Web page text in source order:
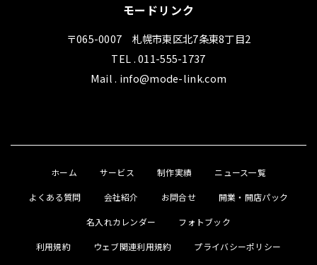
モードリンク
〒065-0007 札幌市東区北7条東8丁目2
TEL . 011-555-1737
Mail . info@mode-link.com
ホーム サービス 制作実績 ニュース一覧
よくある質問 会社紹介 お問合せ 開業・開店パック
名入れカレンダー フォトブック
利用規約 ウェブ関連利用規約 プライバシーポリシー